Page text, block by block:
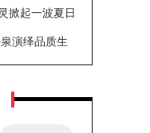
掀起一波夏日
演绎品质生